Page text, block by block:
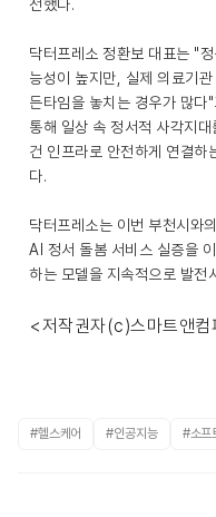
전했다.
닥터프레소 정환보 대표는 "
능성이 높지만, 실제 의료기
든타임을 놓치는 경우가 많
통해 일상 속 정서적 사각지
건 인프라로 안전하게 연결하
다.
닥터프레소는 이번 부천시와
AI 정서 돌봄 서비스 실증을
하는 모델을 지속적으로 발전
<저작권자(c)스마트앤
#헬스케어 #인공지능 #소프